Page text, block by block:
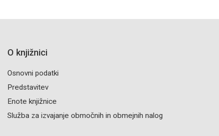
O knjižnici
Osnovni podatki
Predstavitev
Enote knjižnice
Služba za izvajanje območnih in obmejnih nalog